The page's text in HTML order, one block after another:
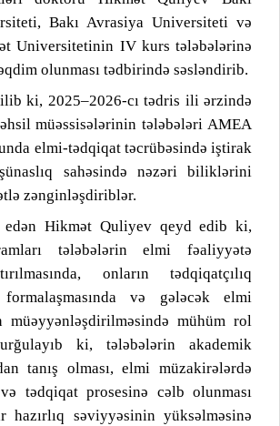
Bakı Avrasiya Universiteti və
Universitetinin IV kurs tələbələrinə
olunması tədbirində səsləndirib.
ki, 2025–2026-cı tədris ili ərzində
müəssisələrinin tələbələri AMEA
elmi-tədqiqat təcrübəsində iştirak
sahəsində nəzəri biliklərini
zənginləşdiriblər.
edən Hikmət Quliyev qeyd edib ki,
tələbələrin elmi fəaliyyətə
onların tədqiqatçılıq
formalaşmasında və gələcək elmi
müəyyənləşdirilməsində mühüm rol
ki, tələbələrin akademik
tanış olması, elmi müzakirələrdə
tədqiqat prosesinə cəlb olunması
hazırlıq səviyyəsinin yüksəlməsinə